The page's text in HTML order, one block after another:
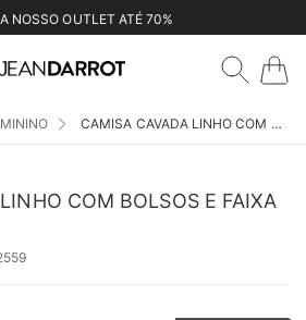
NOSSO OUTLET ATÉ 70%
CAMISA CAVADA LINHO COM BOLSOS E FAIXA - ROSA SECO
COM BOLSOS E FAIXA